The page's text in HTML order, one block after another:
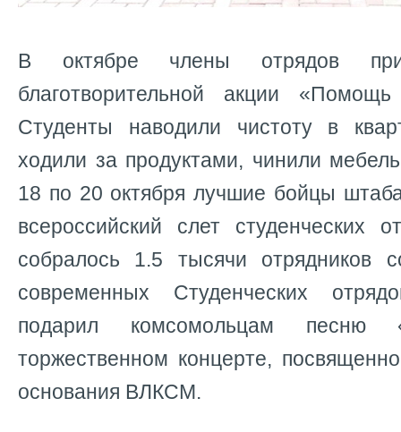
В октябре члены отрядов
благотворительной акции
Студенты наводили чистоту в
ходили за продуктами, чинили
18 по 20 октября лучшие бойцы
всероссийский слет студенческих
собралось 1.5 тысячи отрядников
современных Студенческих
подарил комсомольцам
торжественном концерте,
основания ВЛКСМ.